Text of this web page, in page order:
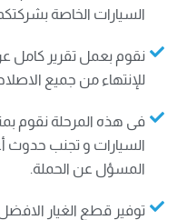
السيارات الخاصة
نقوم بعمل تقرير كامل
للإنتهاء من جميع
فى هذه المرحلة نقوم
السيارات و تجنب حدوث
المسؤل عن الحملة.
توفير قطع الغيار